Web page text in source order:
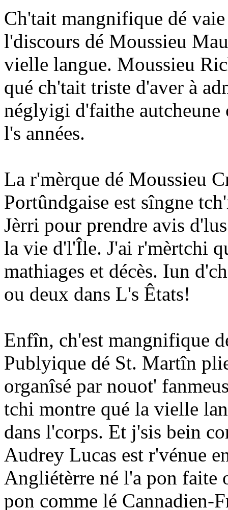
Ch'tait mangnifique dé
l'discours dé Moussieu
vielle langue. Moussieu
qué ch'tait triste d'aver à
néglyigi d'faithe autcheune
l's années.
La r'mèrque dé Moussieu
Portûndgaise est sîngne
Jèrri pour prendre avis
la vie d'l'Île. J'ai r'mèrtchi
mathiages et décès. Iun
ou deux dans L's Êtats!
Enfîn, ch'est mangnifique
Publyique dé St. Martîn
organîsé par nouot'
tchi montre qué la vielle
dans l'corps. Et j'sis bein
Audrey Lucas est r'vénue
Angliétèrre né l'a pon faite
pon comme lé Cannadien-